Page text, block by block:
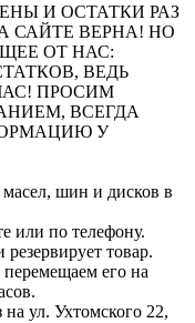
И ОСТАТКИ РАЗ
САЙТЕ ВЕРНА! НО
ОТ НАС:
ВЕДЬ
ПРОСИМ
ВСЕГДА
У
шин и дисков в
или по телефону.
товар.
его на
на ул. Ухтомского 22,